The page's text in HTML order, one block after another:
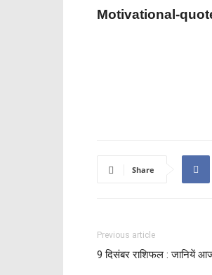
Motivational-
Share
Previous article
9 दिसंबर राशिफल : जानियें